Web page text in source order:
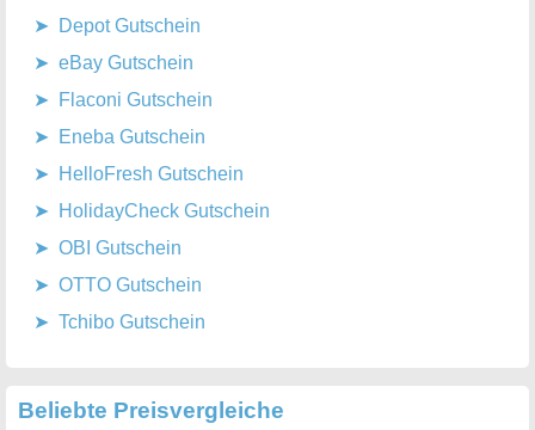
Depot Gutschein
eBay Gutschein
Flaconi Gutschein
Eneba Gutschein
HelloFresh Gutschein
HolidayCheck Gutschein
OBI Gutschein
OTTO Gutschein
Tchibo Gutschein
Beliebte Preisvergleiche